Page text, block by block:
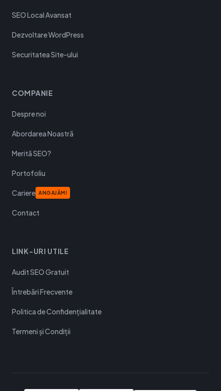
SEO Local Avansat
Dezvoltare WordPress
Securitatea Site-ului
COMPANIE
Despre noi
Abordarea Noastră
Merită SEO?
Portofoliu
Cariere ANGAJĂM!
Contact
LINK-URI UTILE
Audit SEO Gratuit
Întrebări Frecvente
Politica de Confidențialitate
Termeni și Condiții